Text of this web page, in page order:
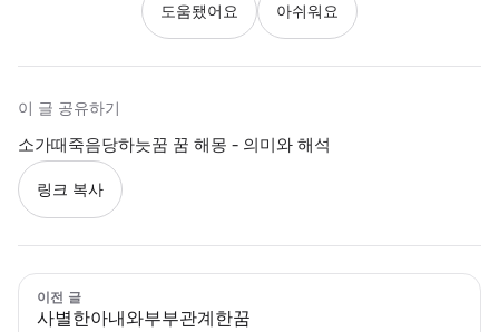
도움됐어요 아쉬워요
이 글 공유하기
소가때죽음당하늣꿈 꿈 해몽 - 의미와 해석
링크 복사
이전 글
사별한아내와부부관계한꿈